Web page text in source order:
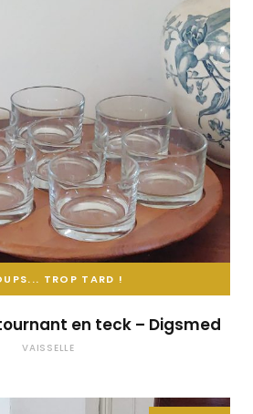
TROP TARD !
en teck – Digsmed
VAISSELLE